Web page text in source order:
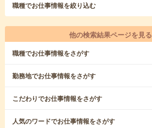
職種でお仕事情報を絞り込む
他の検索結果ページを見る
職種でお仕事情報をさがす
勤務地でお仕事情報をさがす
こだわりでお仕事情報をさがす
人気のワードでお仕事情報をさがす